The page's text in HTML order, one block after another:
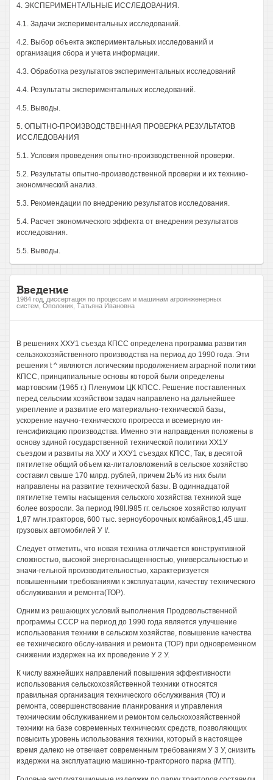
4. ЭКСПЕРИМЕНТАЛЬНЫЕ ИССЛЕДОВАНИЯ.
4.1. Задачи экспериментальных исследований.
4.2. Выбор объекта экспериментальных исследований и
организация сбора и учета информации.
4.3. Обработка результатов экспериментальных исследований
4.4. Результаты экспериментальных исследований.
4.5. Выводы.
5. ОПЫТНО-ПРОИЗВОДСТВЕННАЯ ПРОВЕРКА РЕЗУЛЬТАТОВ
ИССЛЕДОВАНИЯ
5.1. Условия проведения опытно-производственной проверки.
5.2. Результаты опытно-производственной проверки и их технико-
экономический анализ.
5.3. Рекомендации по внедрению результатов исследования.
5.4. Расчет экономического эффекта от внедрения результатов
исследования.
5.5. Выводы.
Введение
1984 год, диссертация по процессам и машинам агроинженерных
систем, Ополоник, Татьяна Ивановна
В решениях ХХУ1 съезда КПСС определена программа развития
сельзкохозяйственного производства на период до 1990 года. Эти
решения t ^ являются логическим продолжением аграрной политики
КПСС, принципиальные основы которой были определены
мартовским (1965 г.) Пленумом ЦК КПСС. Решение поставленных
перед сельским хозяйством задач направлено на дальнейшее
укрепление и развитие его материально-технической базы,
ускорение научно-технического прогресса и всемерную ин-
генсификацию производства. Именно эти направдения положены в
основу здиной государственной технической политики ХХ1У
съездом и развиты яа ХХУ и ХХУ1 съездах КПСС, Так, в десятой
пятилетке общий объем ка-литаловложений в сельское хозяйство
составил свыше 170 млрд. рублей, причем 2Ь% из них были
направлены на развитие технической базы. В одиннадцатой
пятилетке темпы насыщения сельского хозяйства техникой эще
более возросли. За период I98I.I985 гг. сельское хозяйство юлучит
1,87 млн.тракторов, 600 тыс. зерноуборочных комбайнов,1,45 шш.
грузовых автомобилей У I/.
Следует отметить, что новая техника отличается конструктивной
сложностью, высокой энергонасыщенностью, универсальностью и
значи-гельной производительностью, характеризуется
повышенными требованиями к эксплуатации, качеству технического
обслуживания и ремонта(ТОР).
Одним из решающих условий выполнения Продовольственной
программы СССР на период до 1990 года является улучшение
использования техники в сельском хозяйстве, повышение качества
ее технического обслу-кивания и ремонта (ТОР) при одновременном
снижении издержек на их проведение У 2 У.
К числу важнейших направлений повышения эффективности
использования сельскохозяйственной техники относятся
правильная организация технического обслуживания (ТО) и
ремонта, совершенствование планирования и управления
техническим обслуживанием и ремонтом сельскохозяйственной
техники на базе современных технических средств, позволяющих
повысить уровень использования техники, который в настоящее
время далеко не отвечает современным требованиям У 3 У, снизить
издержки на эксплуатацию машинно-тракторного парка (МТП).